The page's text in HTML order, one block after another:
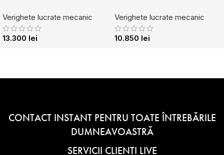
Verighete lucrate mecanic
13.300 lei
Verighete lucrate mecanic
10.850 lei
CONTACT INSTANT PENTRU TOATE ÎNTREBĂRILE
DUMNEAVOASTRĂ
SERVICII CLIENȚI LIVE